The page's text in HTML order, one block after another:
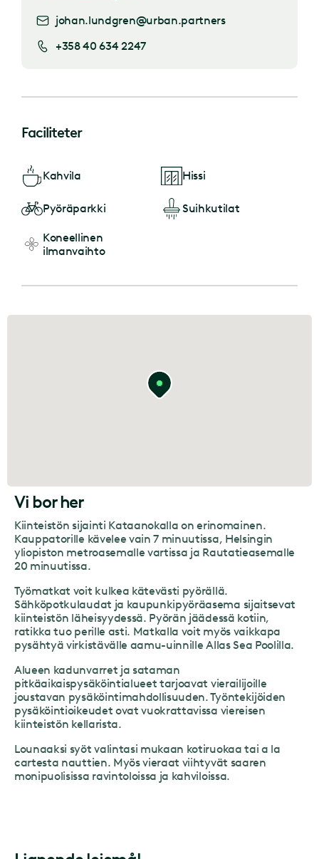
johan.lundgren@urban.partners
+358 40 634 2247
Faciliteter
Kahvila Hissi
Pyöräparkki Suihkutilat
Koneellinen
ilmanvaihto
Vi bor her
Kiinteistön sijainti Kataanokalla on erinomainen.
Kauppatorille kävelee vain 7 minuutissa, Helsingin
yliopiston metroasemalle vartissa ja Rautatieasemalle
20 minuutissa.
Työmatkat voit kulkea kätevästi pyörällä.
Sähköpotkulaudat ja kaupunkipyöräasema sijaitsevat
kiinteistön läheisyydessä. Pyörän jäädessä kotiin,
ratikka tuo perille asti. Matkalla voit myös vaikkapa
pysähtyä virkistävälle aamu-uinnille Allas Sea Poolilla.
Alueen kadunvarret ja sataman
pitkäaikaispysäköintialueet tarjoavat vierailijoille
joustavan pysäköintimahdollisuuden. Työntekijöiden
pysäköintioikeudet ovat vuokrattavissa viereisen
kiinteistön kellarista.
Lounaaksi syöt valintasi mukaan kotiruokaa tai a la
cartesta nauttien. Myös vieraat viihtyvät saaren
monipuolisissa ravintoloissa ja kahviloissa.